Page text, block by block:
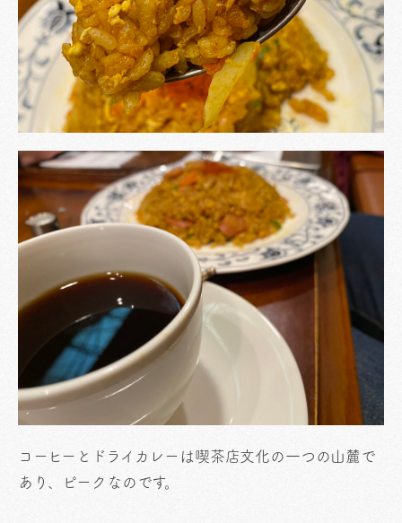
コーヒーとドライカレーは喫茶店文化の一つの山麓で
あり、ピークなのです。